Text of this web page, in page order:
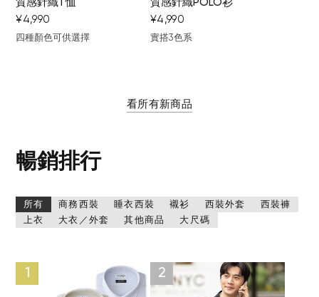
質感針織T恤
¥4,990
黑 淺灰色卡其色
駝色
四種顏色可供選擇
質感針織POLO衫
¥4,990
棕色黑 灰色
實搭3色系
看所有新商品
暢銷排行
所有 商務西裝 睡衣西裝 襯衫 西裝外套
西裝褲
上衣
大衣／外套 其他商品 大尺碼